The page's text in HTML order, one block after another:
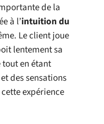
de la
à l’intuition du
Le client joue
lentement sa
en étant
des sensations
expérience